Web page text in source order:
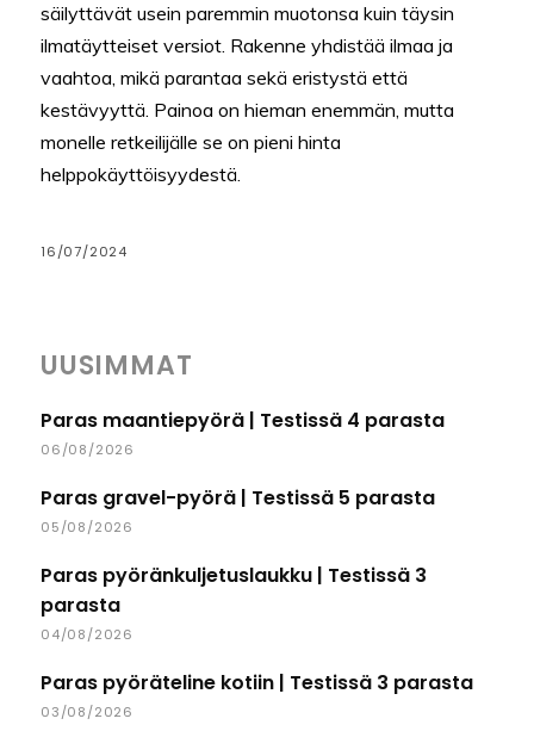
säilyttävät usein paremmin muotonsa kuin täysin
ilmatäytteiset versiot. Rakenne yhdistää ilmaa ja
vaahtoa, mikä parantaa sekä eristystä että
kestävyyttä. Painoa on hieman enemmän, mutta
monelle retkeilijälle se on pieni hinta
helppokäyttöisyydestä.
16/07/2024
UUSIMMAT
Paras maantiepyörä | Testissä 4 parasta
06/08/2026
Paras gravel-pyörä | Testissä 5 parasta
05/08/2026
Paras pyöränkuljetuslaukku | Testissä 3
parasta
04/08/2026
Paras pyöräteline kotiin | Testissä 3 parasta
03/08/2026